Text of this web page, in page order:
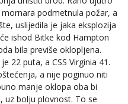
podmetnula požar, a
uslijedila je jaka eksplozija
ishod Bitke kod Hampton
bila previše oklopljena.
22 puta, a CSS Virginia 41.
a nije poginuo niti
manje oklopa oba bi
uz bolju plovnost. To se